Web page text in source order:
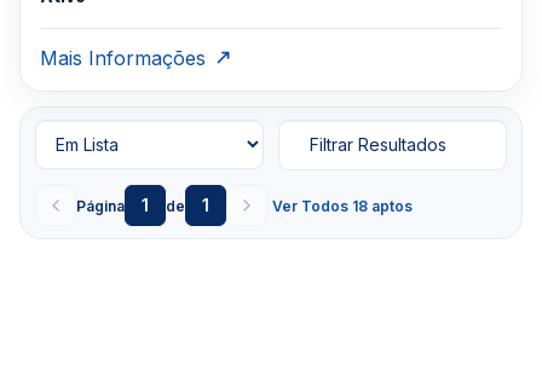
Mais Informações
Página 1 de 1 Ver Todos 18 aptos
Filtrar Resultados